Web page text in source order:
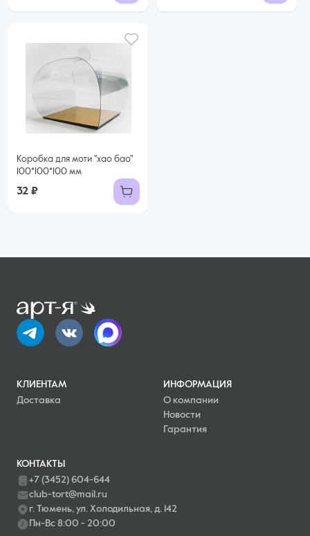
Коробка для моти "хао бао"
100*100*100 мм
32 ₽
КЛИЕНТАМ
Доставка
ИНФОРМАЦИЯ
О компании
Новости
Гарантия
КОНТАКТЫ
+7 (3452) 604-644
club-tort@mail.ru
г. Тюмень, ул. Холодильная, д. 142
Пн-Вс 8:00 - 20:00